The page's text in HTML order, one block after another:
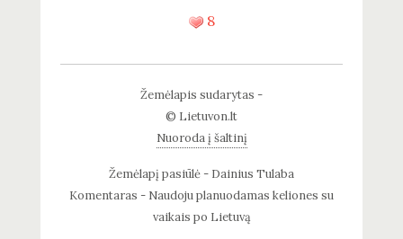
8
Žemėlapis sudarytas -
© Lietuvon.lt
Nuoroda į šaltinį
Žemėlapį pasiūlė - Dainius Tulaba
Komentaras - Naudoju planuodamas keliones su
vaikais po Lietuvą